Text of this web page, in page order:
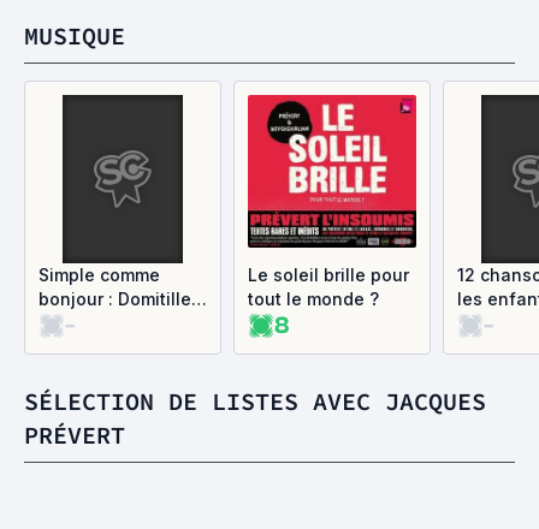
MUSIQUE
Simple comme
bonjour : Domitille
et Amaury chantent
-
Le soleil brille pour
tout le monde ?
8
12
les
-
SÉLECTION DE LISTES AVEC JACQUES
PRÉVERT